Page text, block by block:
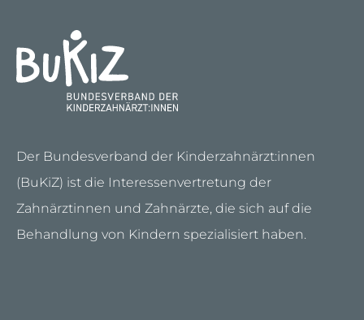
Der Bundesverband der Kinderzahnärzt:innen
(BuKiZ) ist die Interessenvertretung der
Zahnärztinnen und Zahnärzte, die sich auf die
Behandlung von Kindern spezialisiert haben.